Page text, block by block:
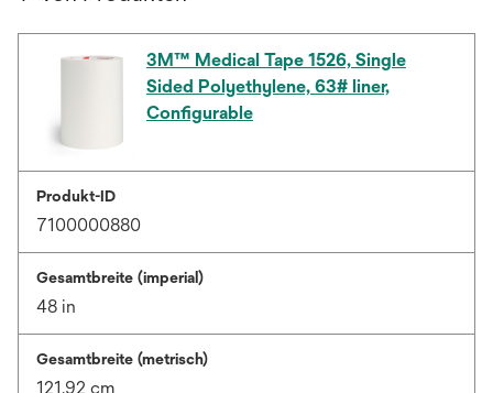
3M™ Medical Tape 1526, Single
Sided Polyethylene, 63# liner,
Configurable
Produkt-ID
7100000880
Gesamtbreite (imperial)
48 in
Gesamtbreite (metrisch)
121.92 cm